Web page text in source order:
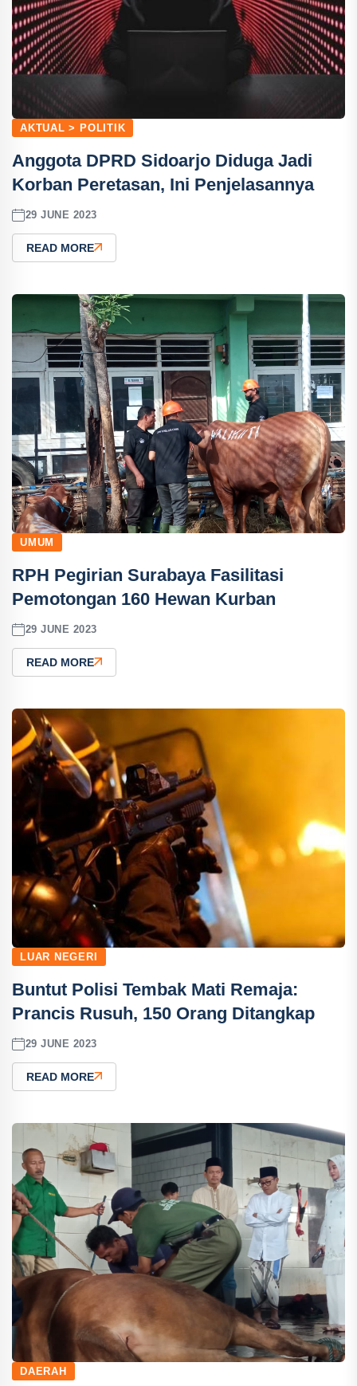
AKTUAL > POLITIK
Anggota DPRD Sidoarjo Diduga Jadi
Korban Peretasan, Ini Penjelasannya
29 JUNE 2023
READ MORE
UMUM
RPH Pegirian Surabaya Fasilitasi
Pemotongan 160 Hewan Kurban
29 JUNE 2023
READ MORE
LUAR NEGERI
Buntut Polisi Tembak Mati Remaja:
Prancis Rusuh, 150 Orang Ditangkap
29 JUNE 2023
READ MORE
DAERAH